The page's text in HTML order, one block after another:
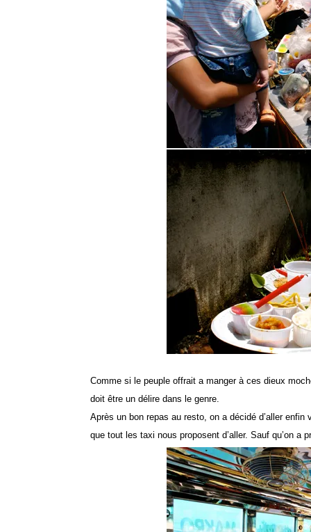
Comme si le peuple offrait a manger à ces dieux
doit être un délire dans le genre.
Après un bon repas au resto, on a décidé d’aller
que tout les taxi nous proposent d’aller. Sauf qu’on a